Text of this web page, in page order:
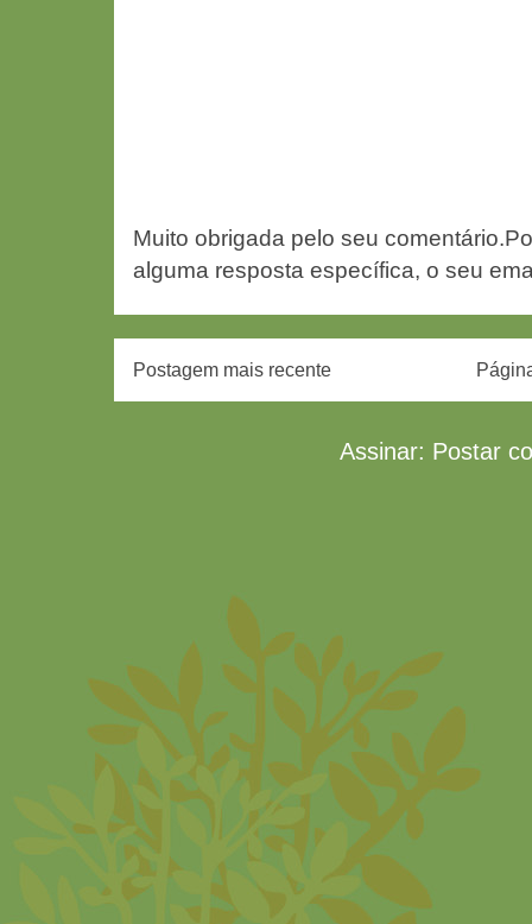
Muito obrigada pelo seu
alguma resposta específica, o seu
Postagem mais recente
Assinar: Postar